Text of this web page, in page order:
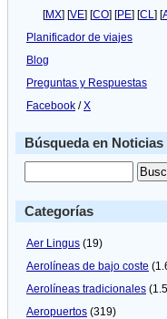
[MX] [VE] [CO] [PE] [CL] [
Planificador de viajes
Blog
Preguntas y Respuestas
Facebook /X
Búsqueda en Noticias
Categorías
Aer Lingus (19)
Aerolíneas de bajo coste
Aerolíneas tradicionales
Aeropuertos (319)